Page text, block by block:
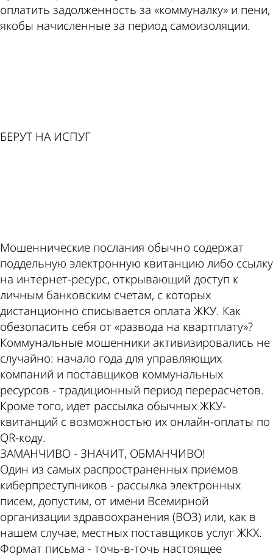
оплатить задолженность за «коммуналку» и пени,
якобы начисленные за период самоизоляции.
БЕРУТ НА ИСПУГ
Мошеннические послания обычно содержат
поддельную электронную квитанцию либо ссылку
на интернет-ресурс, открывающий доступ к
личным банковским счетам, с которых
дистанционно списывается оплата ЖКУ. Как
обезопасить себя от «развода на квартплату»?
Коммунальные мошенники активизировались не
случайно: начало года для управляющих
компаний и поставщиков коммунальных
ресурсов - традиционный период перерасчетов.
Кроме того, идет рассылка обычных ЖКУ-
квитанций с возможностью их онлайн-оплаты по
QR-коду.
ЗАМАНЧИВО - ЗНАЧИТ, ОБМАНЧИВО!
Один из самых распространенных приемов
киберпреступников - рассылка электронных
писем, допустим, от имени Всемирной
организации здравоохранения (ВОЗ) или, как в
нашем случае, местных поставщиков услуг ЖКХ.
Формат письма - точь-в-точь настоящее